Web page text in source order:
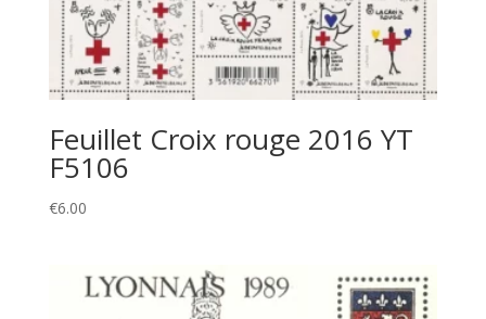
Feuillet Croix rouge 2016 YT
F5106
€6.00